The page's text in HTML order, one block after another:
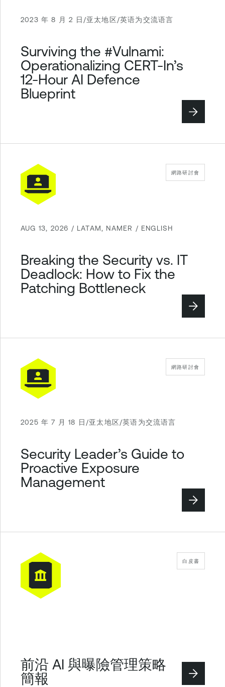
2023 年 8 月 2 日/亚太地区/英语为交流语言
Surviving the #Vulnami:
Operationalizing CERT-In’s
12-Hour AI Defence
Blueprint
網路研討會
AUG 13, 2026 / LATAM, NAMER / ENGLISH
Breaking the Security vs. IT
Deadlock: How to Fix the
Patching Bottleneck
網路研討會
2025 年 7 月 18 日/亚太地区/英语为交流语言
Security Leader’s Guide to
Proactive Exposure
Management
白皮書
前沿 AI 與曝險管理策略
簡報